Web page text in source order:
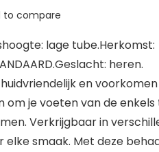
to compare
lage tube.Herkomst:
heren.
en voorkomen
om je voeten van de
Verkrijgbaar in
smaak. Met deze